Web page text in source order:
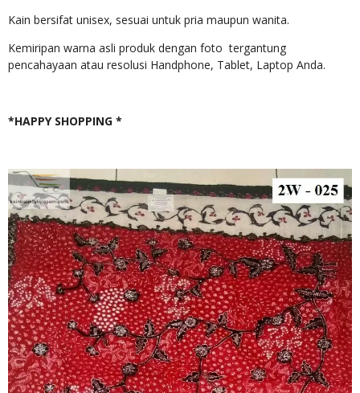
Kain bersifat unisex, sesuai untuk pria maupun wanita.
Kemiripan warna asli produk dengan foto tergantung
pencahayaan atau resolusi Handphone, Tablet, Laptop Anda.
*HAPPY SHOPPING *